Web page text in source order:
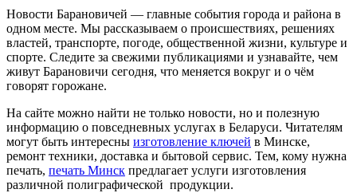
Новости Барановичей — главные события города и района в
одном месте. Мы рассказываем о происшествиях, решениях
властей, транспорте, погоде, общественной жизни, культуре и
спорте. Следите за свежими публикациями и узнавайте, чем
живут Барановичи сегодня, что меняется вокруг и о чём
говорят горожане.
На сайте можно найти не только новости, но и полезную
информацию о повседневных услугах в Беларуси. Читателям
могут быть интересны изготовление ключей в Минске,
ремонт техники, доставка и бытовой сервис. Тем, кому нужна
печать, печать Минск предлагает услуги изготовления
различной полиграфической продукции.